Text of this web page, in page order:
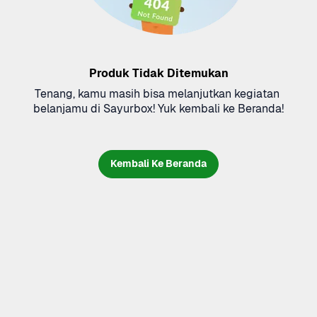
Produk Tidak Ditemukan
Tenang, kamu masih bisa melanjutkan kegiatan
belanjamu di Sayurbox! Yuk kembali ke Beranda!
Kembali Ke Beranda